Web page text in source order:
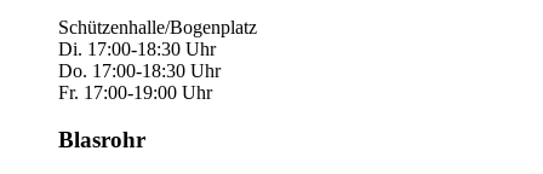
Schützenhalle/Bogenplatz
Di. 17:00-18:30 Uhr
Do. 17:00-18:30 Uhr
Fr. 17:00-19:00 Uhr
Blasrohr